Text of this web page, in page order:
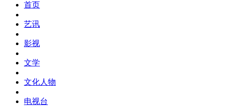
首页
艺讯
影视
文学
文化人物
电视台